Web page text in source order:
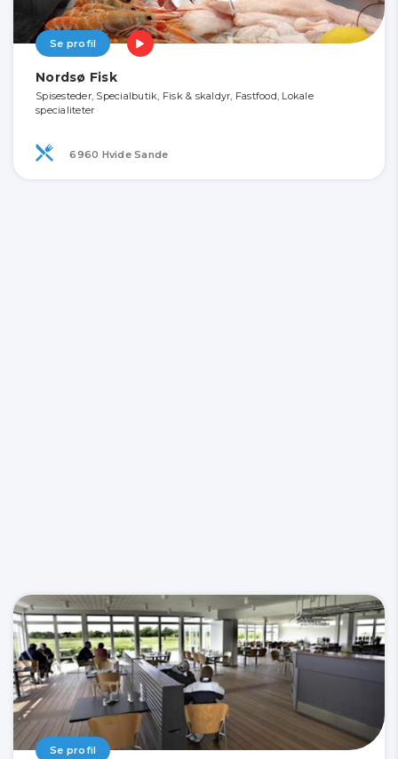
Se profil
Nordsø Fisk
Spisesteder, Specialbutik, Fisk & skaldyr, Fastfood, Lokale
specialiteter
6960 Hvide Sande
Se profil